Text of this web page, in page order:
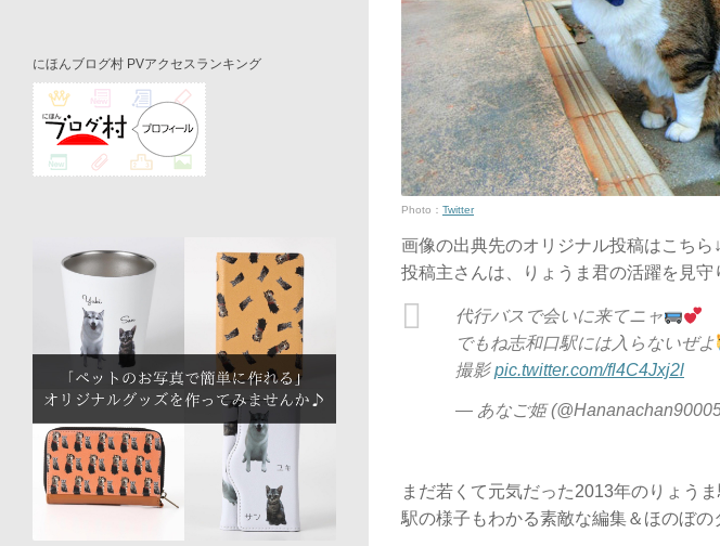
Photo： Twitter
画像の出典先のオリジナル投稿はこちら↓
投稿主さんは、りょうま君の活躍を見守
代行バスで会いに来てニャ
でもね志和口駅には入らないぜよ
撮影pic.twitter.com/fl4C4Jxj2l
— あなご姫
まだ若くて元気だった2013年のりょう
駅の様子もわかる素敵な編集＆ほのぼの
にほんブログ村 PVアクセスランキング